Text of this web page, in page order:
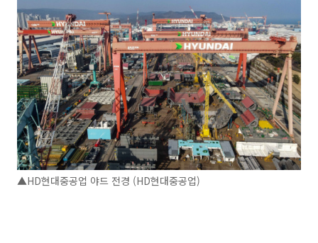
▲HD현대중공업 야드 전경 (HD현대중공업)